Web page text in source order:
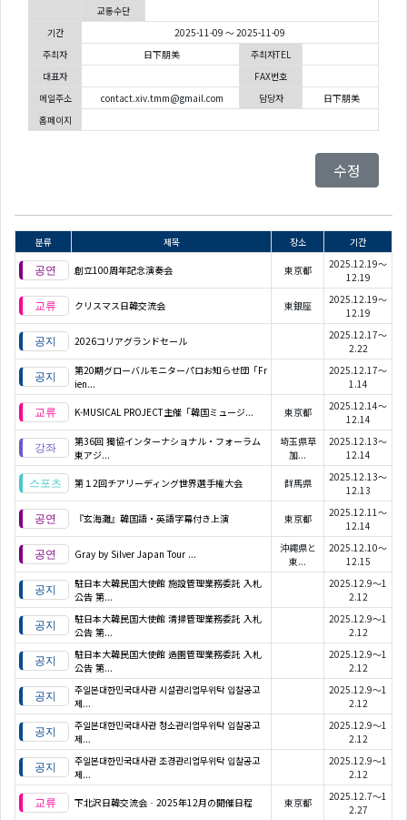
교통수단
기간
2025-11-09 ～ 2025-11-09
주최자
日下朋美
주최자TEL
대표자
FAX번호
메일주소
contact.xiv.tmm@gmail.com 담당자
日下朋美
홈페이지
수정
분류 제목 장소 기간
創立100周年記念演奏会 東京都
2025.12.19～
12.19
クリスマス日韓交流会 東銀座
2025.12.19～
12.19
2026コリアグランドセール
2025.12.17～
2.22
第20期グローバルモニターパロお知らせ団「Fr
ien...
2025.12.17～
1.14
K-MUSICAL PROJECT主催「韓国ミュージ... 東京都
2025.12.14～
12.14
第36回 獨協インターナショナル・フォーラム
東アジ...
埼玉県草
加...
2025.12.13～
12.14
第１2回チアリーディング世界選手権大会 群馬県
2025.12.13～
12.13
『玄海灘』韓国語・英語字幕付き上演 東京都
2025.12.11～
12.14
Gray by Silver Japan Tour ...
沖縄県と
東...
2025.12.10～
12.15
駐日本大韓民国大使館 施設管理業務委託 入札
公告 第...
2025.12.9～1
2.12
駐日本大韓民国大使館 清掃管理業務委託 入札
公告 第...
2025.12.9～1
2.12
駐日本大韓民国大使館 造園管理業務委託 入札
公告 第...
2025.12.9～1
2.12
주일본대한민국대사관 시설관리업무위탁 입찰공고
제...
2025.12.9～1
2.12
주일본대한민국대사관 청소관리업무위탁 입찰공고
제...
2025.12.9～1
2.12
주일본대한민국대사관 조경관리업무위탁 입찰공고
제...
2025.12.9～1
2.12
下北沢日韓交流会‐2025年12月の開催日程 東京都
2025.12.7～1
2.27